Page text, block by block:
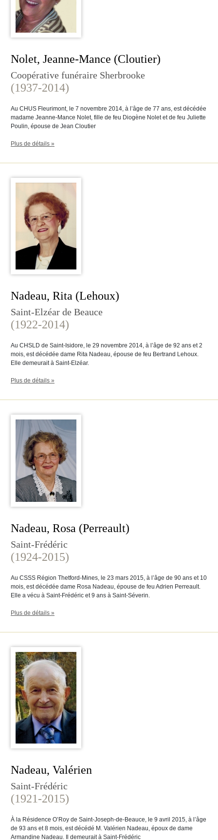
Nolet, Jeanne-Mance (Cloutier)
Coopérative funéraire Sherbrooke
(1937-2014)
Au CHUS Fleurimont, le 7 novembre 2014, à l’âge de 77 ans, est décédée
madame Jeanne-Mance Nolet, fille de feu Diogène Nolet et de feu Juliette
Poulin, épouse de Jean Cloutier
Plus de détails »
Nadeau, Rita (Lehoux)
Saint-Elzéar de Beauce
(1922-2014)
Au CHSLD de Saint-Isidore, le 29 novembre 2014, à l’âge de 92 ans et 2
mois, est décédée dame Rita Nadeau, épouse de feu Bertrand Lehoux.
Elle demeurait à Saint-Elzéar.
Plus de détails »
Nadeau, Rosa (Perreault)
Saint-Frédéric
(1924-2015)
Au CSSS Région Thetford-Mines, le 23 mars 2015, à l’âge de 90 ans et 10
mois, est décédée dame Rosa Nadeau, épouse de feu Adrien Perreault.
Elle a vécu à Saint-Frédéric et 9 ans à Saint-Séverin.
Plus de détails »
Nadeau, Valérien
Saint-Frédéric
(1921-2015)
À la Résidence O’Roy de Saint-Joseph-de-Beauce, le 9 avril 2015, à l’âge
de 93 ans et 8 mois, est décédé M. Valérien Nadeau, époux de dame
Armandine Nadeau. Il demeurait à Saint-Frédéric